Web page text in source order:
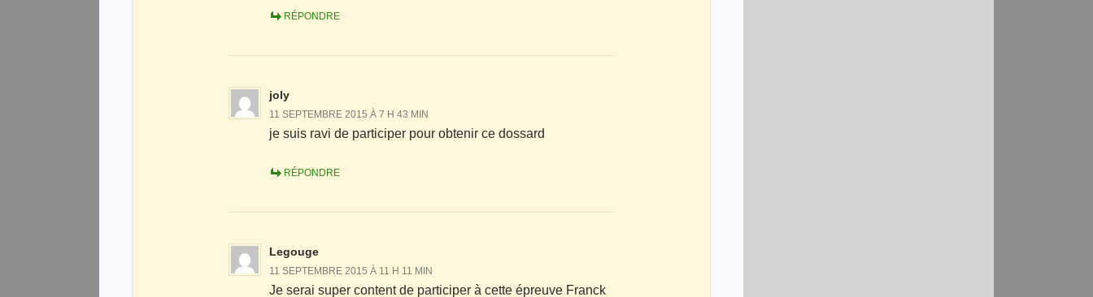
RÉPONDRE
joly
11 SEPTEMBRE 2015 À 7 H 43 MIN
je suis ravi de participer pour obtenir ce dossard
RÉPONDRE
Legouge
11 SEPTEMBRE 2015 À 11 H 11 MIN
Je serai super content de participer à cette épreuve Franck